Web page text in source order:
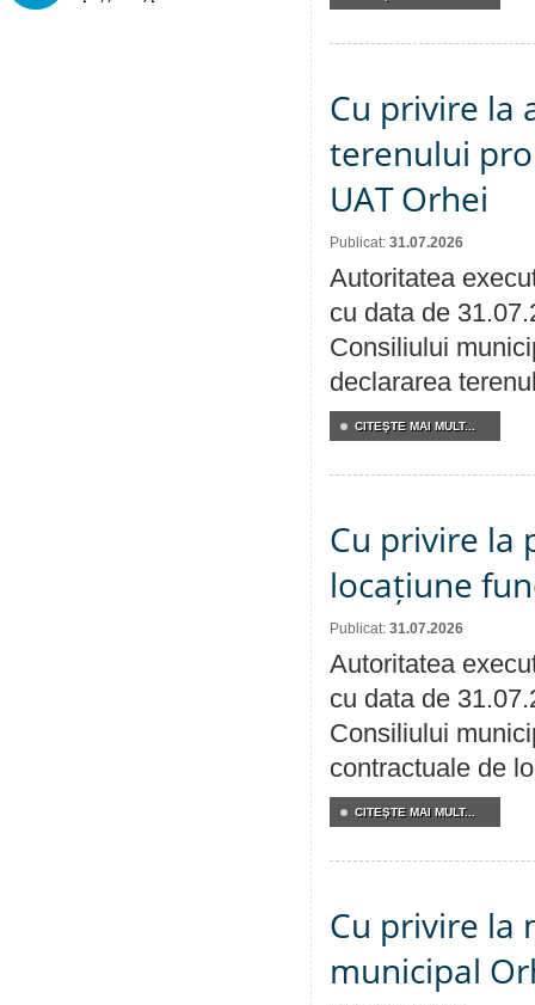
Cu privire la
terenului
UAT Orhei
Publicat: 31.07.2026
Autoritatea
cu data de
Consiliului
declararea
CITEŞTE MAI MULT...
Cu privire la
locațiune
Publicat: 31.07.2026
Autoritatea
cu data de
Consiliului
contractuale de
CITEŞTE MAI MULT...
Cu privire la
municipal